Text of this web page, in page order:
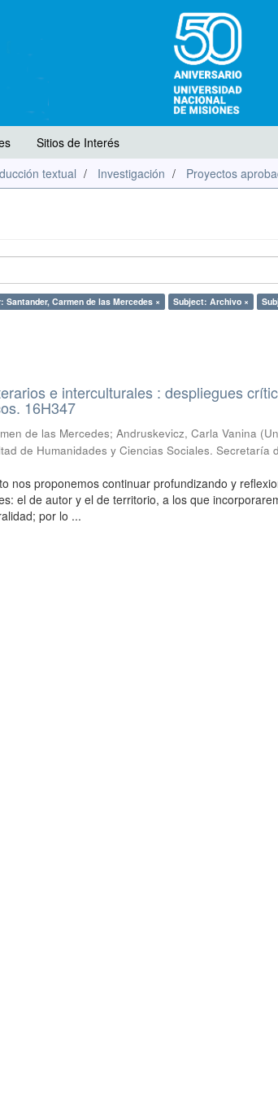
Sitios de Interés
textual Investigación Proyectos
Santander, Carmen de las Mercedes × Subject: Archivo ×
e interculturales : despliegues
16H347
de las Mercedes; Andruskevicz, Carla Vanina (
de Humanidades y Ciencias Sociales. Secretaría
nos proponemos continuar profundizando y
el de autor y el de territorio, a los que
por lo ...